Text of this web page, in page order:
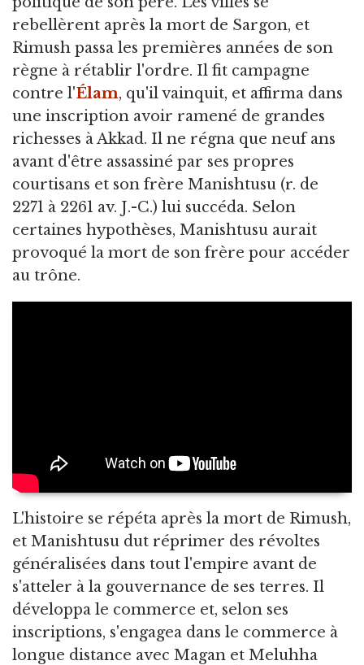
rebellèrent après la mort de Sargon, et
Rimush passa les premières années de son
règne à rétablir l'ordre. Il fit campagne
contre l'Élam, qu'il vainquit, et affirma dans
une inscription avoir ramené de grandes
richesses à Akkad. Il ne régna que neuf ans
avant d'être assassiné par ses propres
courtisans et son frère Manishtusu (r. de
2271 à 2261 av. J.-C.) lui succéda. Selon
certaines hypothèses, Manishtusu aurait
provoqué la mort de son frère pour accéder
au trône.
L'histoire se répéta après la mort de Rimush,
et Manishtusu dut réprimer des révoltes
généralisées dans tout l'empire avant de
s'atteler à la gouvernance de ses terres. Il
développa le commerce et, selon ses
inscriptions, s'engagea dans le commerce à
longue distance avec Magan et Meluhha